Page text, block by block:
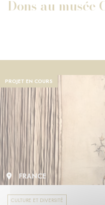
Dons au musée
PROJET EN COURS
FRANCE
CULTURE ET DIVERSITÉ